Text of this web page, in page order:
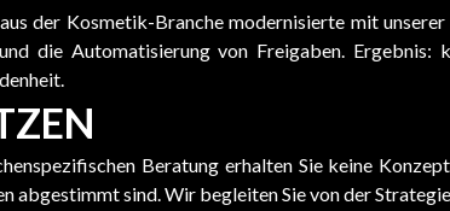
der Kosmetik-Branche modernisierte mit
die Automatisierung von Freigaben. Ergebnis:
Beratung erhalten Sie keine
abgestimmt sind. Wir begleiten Sie von der